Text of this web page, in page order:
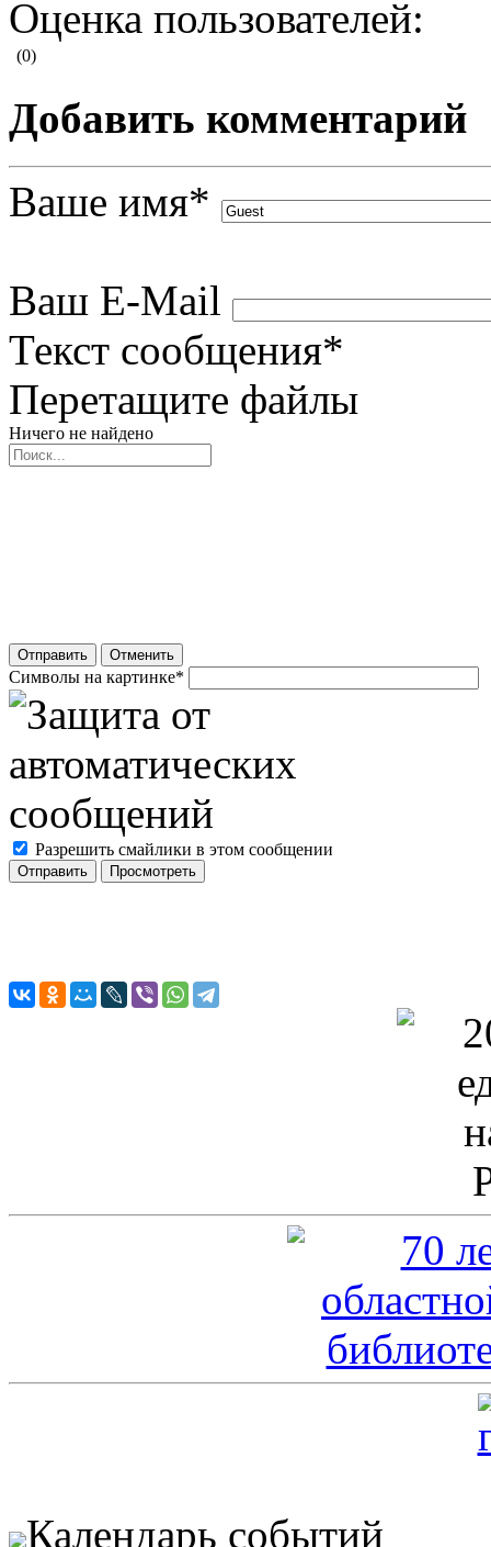
Оценка пользователей:
(0)
Добавить комментарий
Ваше имя*
Ваш E-Mail
Текст сообщения*
Перетащите файлы
Ничего не найдено
Отправить Отменить
Символы на картинке*
Разрешить смайлики в этом сообщении
Календарь событий